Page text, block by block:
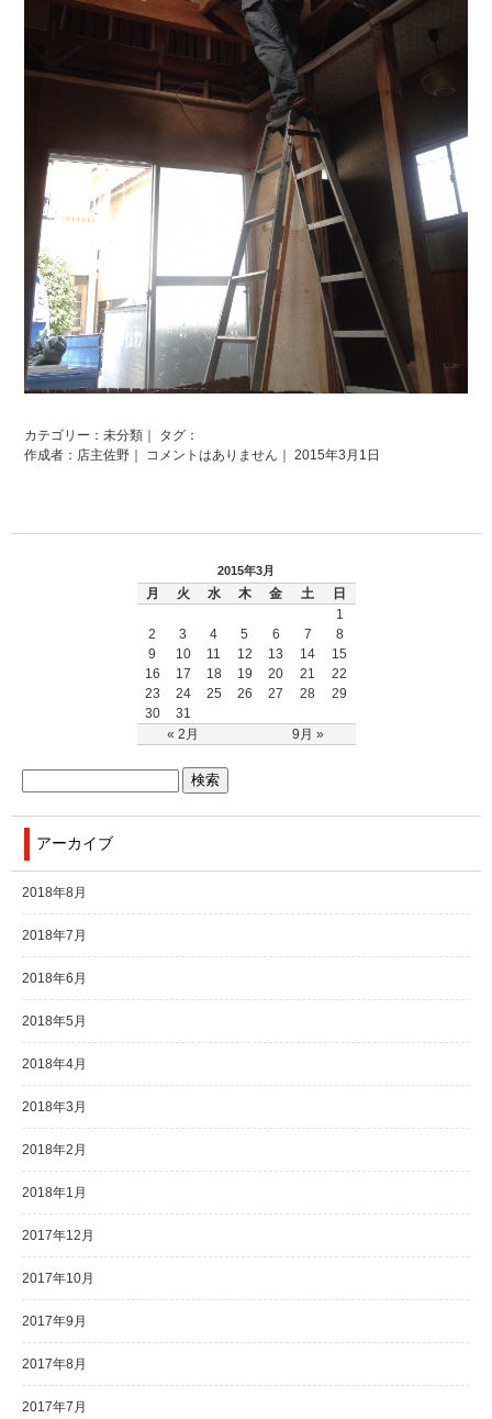
カテゴリー： 未分類 ｜ タグ：
作成者：店主佐野｜ コメントはありません ｜ 2015年3月1日
2015年3月
月 火 水 木 金 土 日
« 2月 9月 »
1
2
3 4 5 6 7
8
9
10 11 12 13 14
15
16
17 18 19 20 21
22
23
24 25 26 27 28
29
30
31
アーカイブ
2018年8月
2018年7月
2018年6月
2018年5月
2018年4月
2018年3月
2018年2月
2018年1月
2017年12月
2017年10月
2017年9月
2017年8月
2017年7月